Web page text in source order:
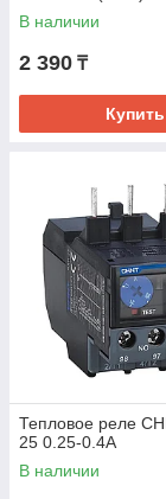
В наличии
2 390 ₸
Купить
Тепловое реле
25 0.25-0.4A
В наличии